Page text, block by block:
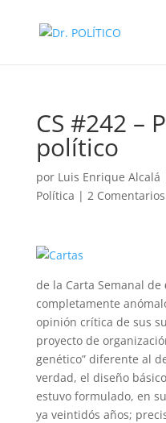
CS #242 –
político
por Luis Enrique Alcalá
Política | 2 Comentarios
de la Carta Semanal de
completamente
opinión crítica de sus
proyecto de
genético” diferente al
verdad, el diseño
estuvo formulado, en
ya veintidós años;